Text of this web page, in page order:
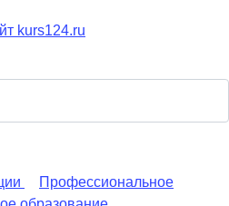
Профессиональное